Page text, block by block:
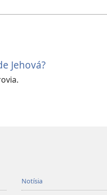
la
Jehová?
Notísia